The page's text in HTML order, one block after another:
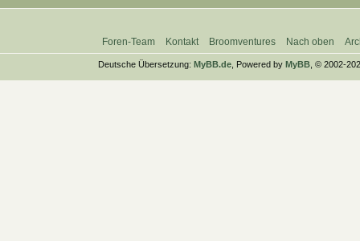
Foren-Team Kontakt Broomventures Nach oben
Deutsche Übersetzung:MyBB.de , Powered byMyBB , © 2002-